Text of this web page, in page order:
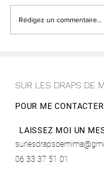
La joie du
Rédigez un commentaire...
SUR LES DRAPS DE
POUR ME CONTACTER
LAISSEZ MOI UN
06 33 37 51 01